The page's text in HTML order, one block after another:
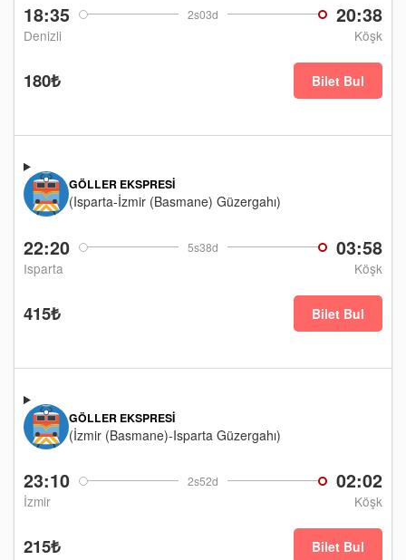
18:35 2s03d 20:38
Denizli Köşk
180₺ Bilet Bul
22:20 5s38d 03:58
Isparta Köşk
GÖLLER EKSPRESI
(Isparta-İzmir (Basmane) Güzergahı)
415₺ Bilet Bul
23:10 2s52d 02:02
İzmir Köşk
GÖLLER EKSPRESI
(İzmir (Basmane)-Isparta Güzergahı)
215₺ Bilet Bul